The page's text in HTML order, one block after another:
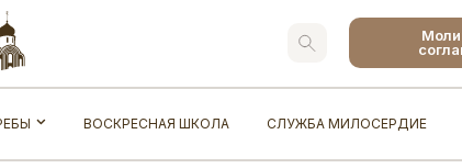
ВОСКРЕСНАЯ ШКОЛА СЛУЖБА МИЛОСЕРДИЕ